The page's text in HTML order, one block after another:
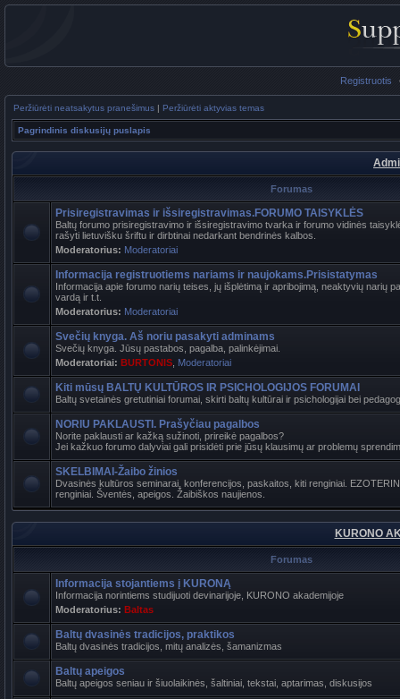
Registruotis
Peržiūrėti neatsakytus pranešimus | Peržiūrėti aktyvias temas
Pagrindinis diskusijų puslapis
Forumas
Prisiregistravimas ir išsiregistravimas.FORUMO TAISYKLĖS
Baltų forumo prisiregistravimo ir išsiregistravimo tvarka ir forumo vidinės
rašyti lietuvišku šriftu ir dirbtinai nedarkant bendrinės kalbos.
Moderatorius: Moderatoriai
Informacija registruotiems nariams ir naujokams.Prisistatymas
Informacija apie forumo narių teises, jų išplėtimą ir apribojimą, neaktyvių narių
vardą ir t.t.
Moderatorius: Moderatoriai
Svečių knyga. Aš noriu pasakyti adminams
Svečių knyga. Jūsų pastabos, pagalba, palinkėjimai.
Moderatoriai: BURTONIS Moderatoriai
Kiti mūsų BALTŲ KULTŪROS IR PSICHOLOGIJOS FORUMAI
Baltų svetainės gretutiniai forumai, skirti baltų kultūrai ir psichologijai bei
NORIU PAKLAUSTI. Prašyčiau pagalbos
Norite paklausti ar kažką sužinoti, prireikė pagalbos?
Jei kažkuo forumo dalyviai gali prisidėti prie jūsų klausimų ar problemų
SKELBIMAI-Žaibo žinios
Dvasinės kultūros seminarai, konferencijos, paskaitos, kiti renginiai.
renginiai. Šventės, apeigos. Žaibiškos naujienos.
KURONO
Forumas
Informacija stojantiems į KURONĄ
Informacija norintiems studijuoti devinarijoje, KURONO akademijoje
Moderatorius: Baltas
Baltų dvasinės tradicijos, praktikos
Baltų dvasinės tradicijos, mitų analizės, šamanizmas
Baltų apeigos
Baltų apeigos seniau ir šiuolaikinės, šaltiniai, tekstai, aptarimas, diskusijos